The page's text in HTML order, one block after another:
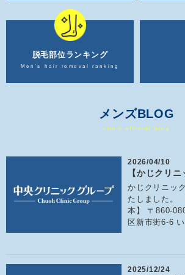
脱毛部位ランキング
Men's hair removal ranking
メンズBLOG
clinic official blog
2026/04/10
【かじクリ
かじクリニッ
たしました。
本】 〒860-
区新市街6-6
2025/12/24